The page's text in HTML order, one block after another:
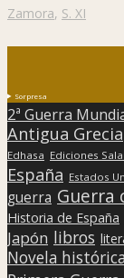
Zamora, S. XI
Sorpresa
2ª Guerra
Antigua Grecia
Edhasa Ediciones
España Estados
guerra Guerra
Historia de España
Japón libros
Novela histórica